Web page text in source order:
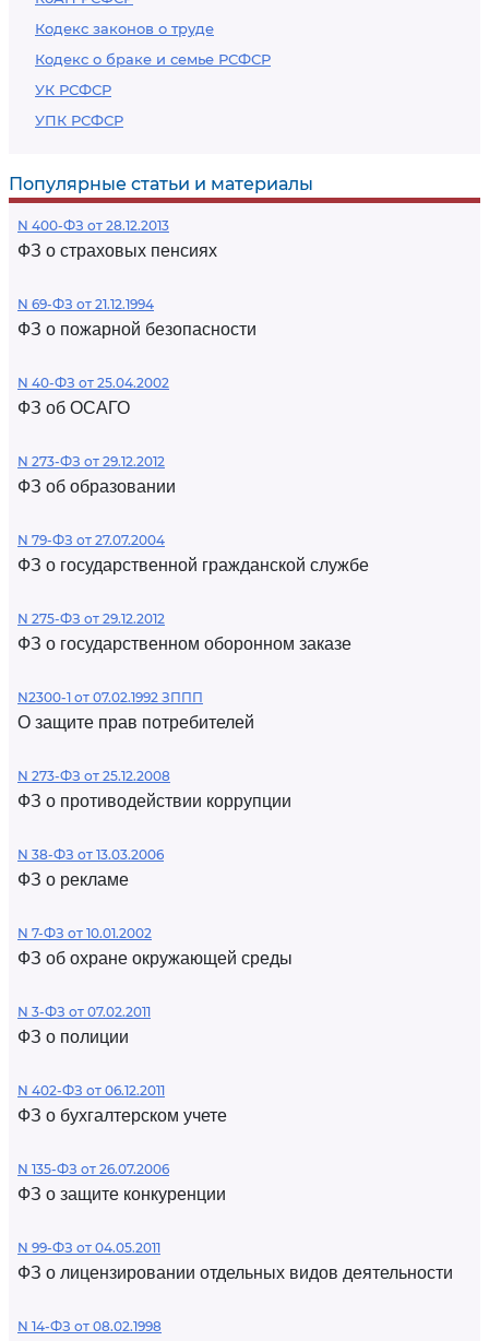
Кодекс законов о труде
Кодекс о браке и семье РСФСР
УК РСФСР
УПК РСФСР
Популярные статьи и материалы
N 400-ФЗ от 28.12.2013
ФЗ о страховых пенсиях
N 69-ФЗ от 21.12.1994
ФЗ о пожарной безопасности
N 40-ФЗ от 25.04.2002
ФЗ об ОСАГО
N 273-ФЗ от 29.12.2012
ФЗ об образовании
N 79-ФЗ от 27.07.2004
ФЗ о государственной гражданской службе
N 275-ФЗ от 29.12.2012
ФЗ о государственном оборонном заказе
N2300-1 от 07.02.1992 ЗППП
О защите прав потребителей
N 273-ФЗ от 25.12.2008
ФЗ о противодействии коррупции
N 38-ФЗ от 13.03.2006
ФЗ о рекламе
N 7-ФЗ от 10.01.2002
ФЗ об охране окружающей среды
N 3-ФЗ от 07.02.2011
ФЗ о полиции
N 402-ФЗ от 06.12.2011
ФЗ о бухгалтерском учете
N 135-ФЗ от 26.07.2006
ФЗ о защите конкуренции
N 99-ФЗ от 04.05.2011
ФЗ о лицензировании отдельных видов деятельности
N 14-ФЗ от 08.02.1998